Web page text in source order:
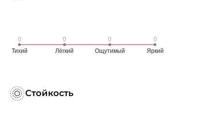
Стойкость